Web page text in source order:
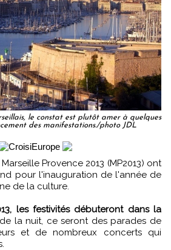
le constat est plutôt amer à quelques
des manifestations./photo JDL
pour l'inauguration de l'année de
de la culture.
les festivités débuteront dans la
la nuit, ce seront des parades de
et de nombreux concerts qui